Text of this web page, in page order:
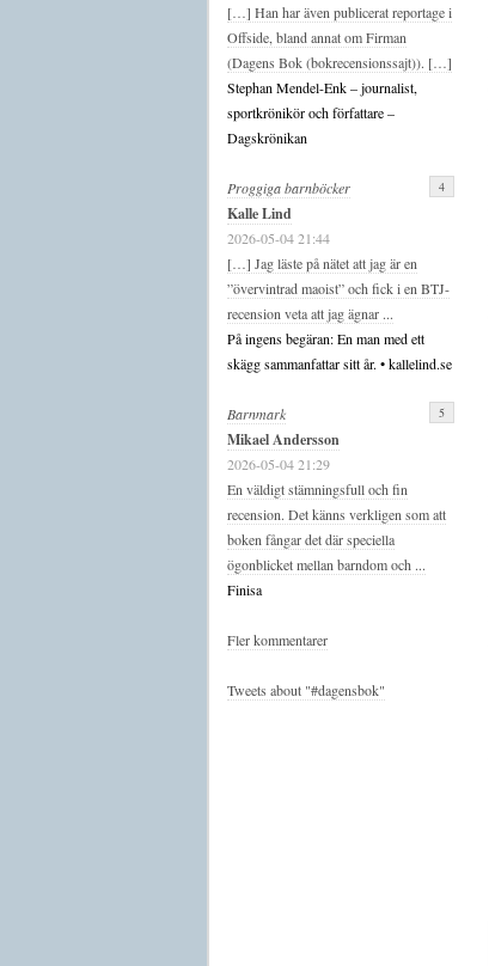
[…] Han har även publicerat reportage i
Offside, bland annat om Firman
(Dagens Bok (bokrecensionssajt)). […]
Stephan Mendel-Enk – journalist,
sportkrönikör och författare –
Dagskrönikan
Proggiga barnböcker
Kalle Lind
2026-05-04 21:44
[…] Jag läste på nätet att jag är en
”övervintrad maoist” och fick i en BTJ-
recension veta att jag ägnar ...
På ingens begäran: En man med ett
skägg sammanfattar sitt år. • kallelind.se
4
Barnmark
Mikael Andersson
2026-05-04 21:29
En väldigt stämningsfull och fin
recension. Det känns verkligen som att
boken fångar det där speciella
ögonblicket mellan barndom och ...
Finisa
5
Fler kommentarer
Tweets about "#dagensbok"